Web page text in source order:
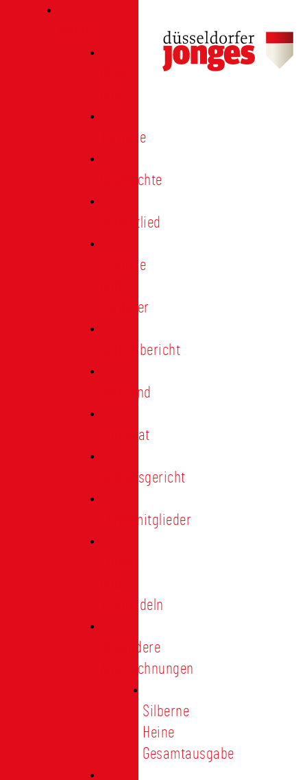
Termine
Geschichte
Heimatlied
Freunde
Förderer
Jahresbericht
Vorstand
Ehrenrat
Schiedsgericht
Ehrenmitglieder
Treunadeln
Besondere
Auszeichnungen
Silberne
Heine
Gesamtausgabe